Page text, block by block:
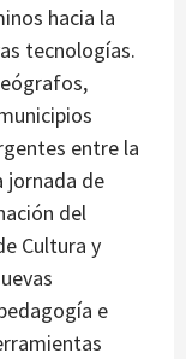
hacia la
tecnologías.
entre la
jornada de
del
Cultura y
e